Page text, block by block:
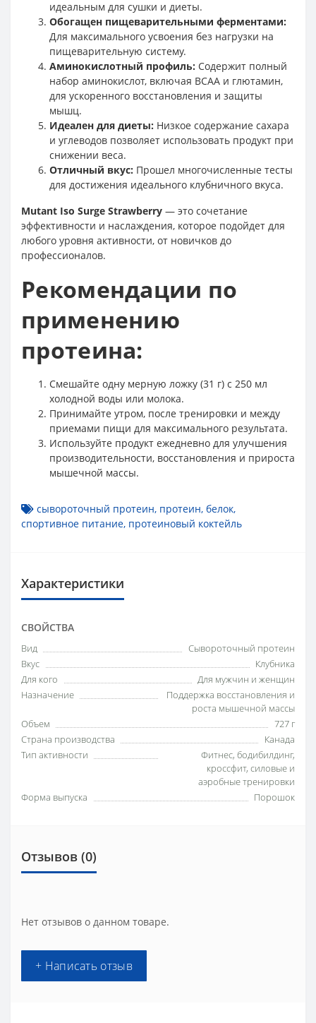
идеальным для сушки и диеты.
Обогащен пищеварительными ферментами:
Для максимального усвоения без нагрузки на
пищеварительную систему.
Аминокислотный профиль: Содержит полный
набор аминокислот, включая BCAA и глютамин,
для ускоренного восстановления и защиты
мышц.
Идеален для диеты: Низкое содержание сахара
и углеводов позволяет использовать продукт при
снижении веса.
Отличный вкус: Прошел многочисленные тесты
для достижения идеального клубничного вкуса.
Mutant Iso Surge Strawberry — это сочетание
эффективности и наслаждения, которое подойдет для
любого уровня активности, от новичков до
профессионалов.
Рекомендации по
применению
протеина:
Смешайте одну мерную ложку (31 г) с 250 мл
холодной воды или молока.
Принимайте утром, после тренировки и между
приемами пищи для максимального результата.
Используйте продукт ежедневно для улучшения
производительности, восстановления и прироста
мышечной массы.
сывороточный протеин, протеин, белок,
спортивное питание, протеиновый коктейль
Характеристики
СВОЙСТВА
Вид
Сывороточный протеин
Вкус
Клубника
Для кого
Для мужчин и женщин
Назначение
Поддержка восстановления и
роста мышечной массы
Объем
727 г
Страна производства
Канада
Тип активности
Фитнес, бодибилдинг,
кроссфит, силовые и
аэробные тренировки
Форма выпуска
Порошок
Отзывов (0)
Нет отзывов о данном товаре.
+ Написать отзыв